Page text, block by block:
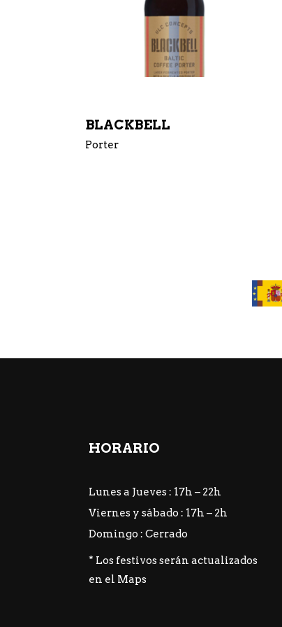
BLACKBELL
Porter
HORARIO
Lunes a Jueves : 17h – 22h
Viernes y sábado : 17h – 2h
Domingo : Cerrado
* Los festivos serán actualizados
en el Maps